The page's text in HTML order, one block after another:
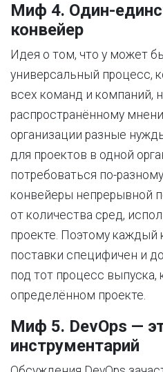
Миф 4. Один-
конвейер
Идея о том, что у может
универсальный процесс,
всех команд и компаний,
распространённому
организации разные
для проектов в одной
потребоваться по-
конвейеры непрерывной
от количества сред,
проекте. Поэтому каждый
поставки специфичен и
под тот процесс выпуска,
определённом проекте.
Миф 5. DevOps —
инструментарий